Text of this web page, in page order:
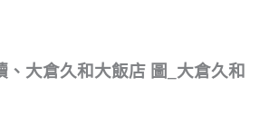
、大倉久和大飯店 圖_大倉久和